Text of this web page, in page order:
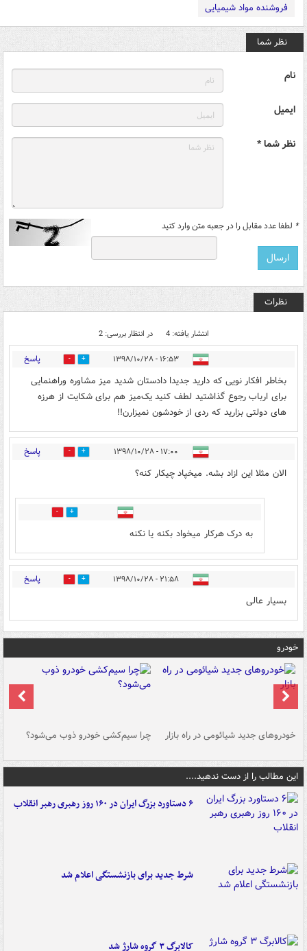
فروشنده مواد شیمیایی
نظر شما
نام
ایمیل
نظر شما *
* لطفا عدد مقابل را در جعبه متن وارد کنید
نظرات
انتشار یافته: 4 در انتظار بررسی: 2
۱۶:۵۳ - ۱۳۹۸/۱۰/۲۸ 5 پاسخ
بخاطر افکار نویی که دارید جدیدا دادستان شدید میز مشاوره وراهنمایی
برای ارباب رجوع گذاشتید لطف کنید یک‌میز هم برای شکایت از هرزه
های دولتی بزارید که ردی از خودشون نمیزارن!!
۱۷:۰۰ - ۱۳۹۸/۱۰/۲۸ 1 پاسخ
الان مثلا این ازاد بشه. میخپاد چیکار کنه؟
0
به درک هرکار میخواد بکنه یا نکنه
۲۱:۵۸ - ۱۳۹۸/۱۰/۲۸ 2 پاسخ
بسیار عالی
خودرو
خودروهای جدید شیائومی در راه بازار چرا سیم‌کشی خودرو ذوب می‌شود؟
این مطالب را از دست ندهید....
۶ دستاورد بزرگ ایران در ۱۶۰ روز رهبری رهبر انقلاب
شرط جدید برای بازنشستگی اعلام شد
کالابرگ ۳ گروه شارژ شد